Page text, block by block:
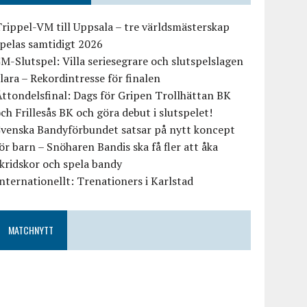
VM till Uppsala – tre världsmästerskap
samtidigt 2026
Slutspel: Villa seriesegrare och slutspelslagen
– Rekordintresse för finalen
Dags för Gripen Trollhättan BK
Frillesås BK och göra debut i slutspelet!
Bandyförbundet satsar på nytt koncept
barn – Snöharen Bandis ska få fler att åka
och spela bandy
Trenationers i Karlstad
MATCHNYTT